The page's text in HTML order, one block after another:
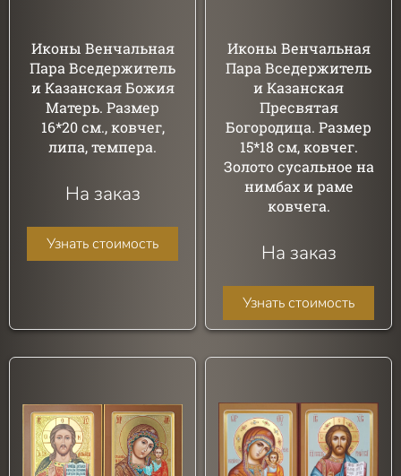
Иконы Венчальная
Пара Вседержитель
и Казанская Божия
Матерь. Размер
16*20 см., ковчег,
липа, темпера.
На заказ
Узнать стоимость
Иконы Венчальная
Пара Вседержитель
и Казанская
Пресвятая
Богородица. Размер
15*18 см, ковчег.
Золото сусальное на
нимбах и раме
ковчега.
На заказ
Узнать стоимость